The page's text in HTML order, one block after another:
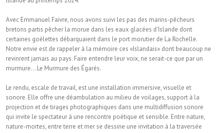
Avec Emmanuel Faivre, nous avons suivi les pas des marins-pêcheurs
bretons partis pêcher la morue dans les eaux glacées d’Islande dont
certaines goélettes débarquaient dans le port morutier de La Rochelle.
Notre envie est de rappeler à la mémoire ces «Islandais» dont beaucoup ne
revinrent jamais au pays. Faire entendre leur voix, ne serait-ce que par un
murmure… Le Murmure des Égarés.
Le rendu, escale de travail, est une installation immersive, visuelle et
sonore. Elle offre une déambulation au milieu de voilages, support à la
projection et de tirages photographiques dans une multidiffusion sonore
qui invite le spectateur à une rencontre poétique et sensible. Entre nature,
nature-mortes, entre terre et mer se dessine une invitation à la traversée